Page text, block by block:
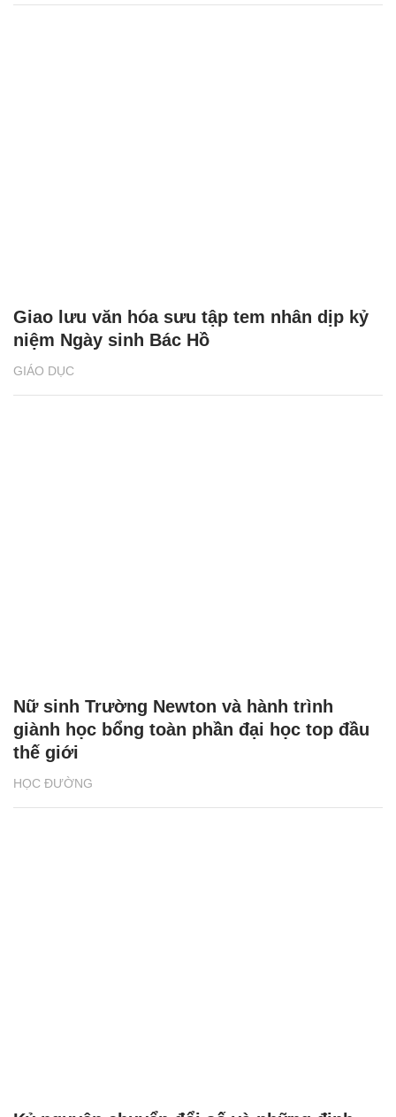
GIÁO DỤC
Giao lưu văn hóa sưu tập tem nhân dịp kỷ
niệm Ngày sinh Bác Hồ
HỌC ĐƯỜNG
Nữ sinh Trường Newton và hành trình
giành học bổng toàn phần đại học top đầu
thế giới